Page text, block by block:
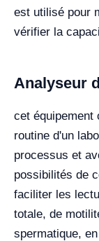
est utilisé pour
vérifier la
Analyseur
cet équipement
routine d'un
processus et
possibilités de
faciliter les
totale, de
spermatique,